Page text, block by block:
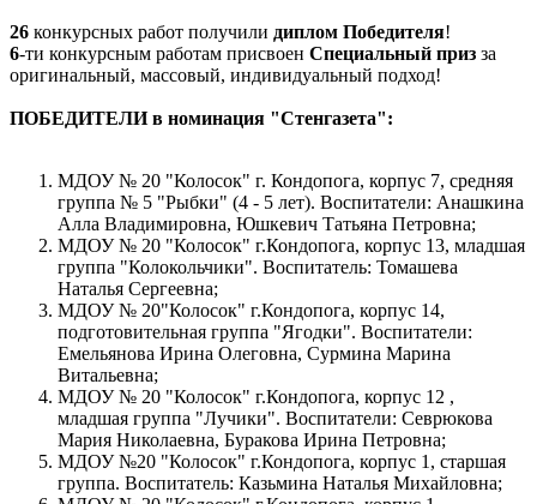
26 конкурсных работ получили диплом Победителя!
6-ти конкурсным работам присвоен Специальный приз за
оригинальный, массовый, индивидуальный подход!
ПОБЕДИТЕЛИ в номинация "Стенгазета":
МДОУ № 20 "Колосок" г. Кондопога, корпус 7, средняя
группа № 5 "Рыбки" (4 - 5 лет). Воспитатели: Анашкина
Алла Владимировна, Юшкевич Татьяна Петровна;
МДОУ № 20 "Колосок" г.Кондопога, корпус 13, младшая
группа "Колокольчики". Воспитатель: Томашева
Наталья Сергеевна;
МДОУ № 20"Колосок" г.Кондопога, корпус 14,
подготовительная группа "Ягодки". Воспитатели:
Емельянова Ирина Олеговна, Сурмина Марина
Витальевна;
МДОУ № 20 "Колосок" г.Кондопога, корпус 12 ,
младшая группа "Лучики". Воспитатели: Севрюкова
Мария Николаевна, Буракова Ирина Петровна;
МДОУ №20 "Колосок" г.Кондопога, корпус 1, старшая
группа. Воспитатель: Казьмина Наталья Михайловна;